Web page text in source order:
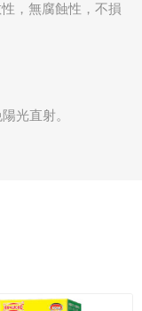
，無腐蝕性，不損
光直射。